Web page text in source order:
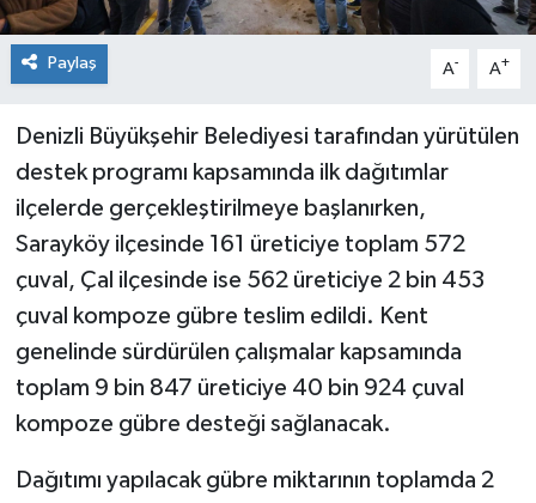
Paylaş A- A+
Denizli Büyükşehir Belediyesi tarafından yürütülen
destek programı kapsamında ilk dağıtımlar
ilçelerde gerçekleştirilmeye başlanırken,
Sarayköy ilçesinde 161 üreticiye toplam 572
çuval, Çal ilçesinde ise 562 üreticiye 2 bin 453
çuval kompoze gübre teslim edildi. Kent
genelinde sürdürülen çalışmalar kapsamında
toplam 9 bin 847 üreticiye 40 bin 924 çuval
kompoze gübre desteği sağlanacak.
Dağıtımı yapılacak gübre miktarının toplamda 2